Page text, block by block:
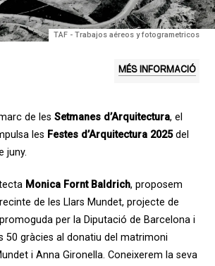
TAF - Trabajos aéreos y fotogrametricos
MÉS INFORMACIÓ
de les Setmanes d’Arquitectura, el
les Festes d’Arquitectura 2025del
juny.
Monica Fornt Baldrich, proposem
de les Llars Mundet, projecte de
per la Diputació de Barcelona i
50 gràcies al donatiu del matrimoni
i Anna Gironella. Coneixerem la seva